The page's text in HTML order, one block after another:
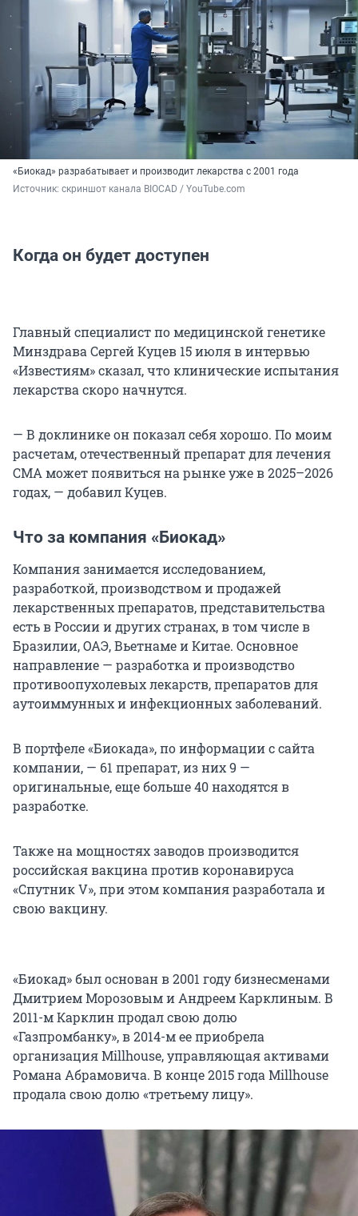
«Биокад» разрабатывает и производит лекарства с 2001 года
Источник: скриншот канала BIOCAD / YouTube.com
Когда он будет доступен
Главный специалист по медицинской генетике
Минздрава Сергей Куцев 15 июля в интервью
«Известиям» сказал, что клинические испытания
лекарства скоро начнутся.
— В доклинике он показал себя хорошо. По моим
расчетам, отечественный препарат для лечения
СМА может появиться на рынке уже в 2025–2026
годах, — добавил Куцев.
Что за компания «Биокад»
Компания занимается исследованием,
разработкой, производством и продажей
лекарственных препаратов, представительства
есть в России и других странах, в том числе в
Бразилии, ОАЭ, Вьетнаме и Китае. Основное
направление — разработка и производство
противоопухолевых лекарств, препаратов для
аутоиммунных и инфекционных заболеваний.
В портфеле «Биокада», по информации с сайта
компании, — 61 препарат, из них 9 —
оригинальные, еще больше 40 находятся в
разработке.
Также на мощностях заводов производится
российская вакцина против коронавируса
«Спутник V», при этом компания разработала и
свою вакцину.
«Биокад» был основан в 2001 году бизнесменами
Дмитрием Морозовым и Андреем Карклиным. В
2011-м Карклин продал свою долю
«Газпромбанку», в 2014-м ее приобрела
организация Millhouse, управляющая активами
Романа Абрамовича. В конце 2015 года Millhouse
продала свою долю «третьему лицу».